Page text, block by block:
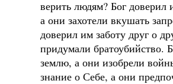
верить людям? Бог доверил
а они захотели вкушать
доверил им заботу друг о
придумали братоубийство.
землю, а они изобрели
знание о Себе, а они